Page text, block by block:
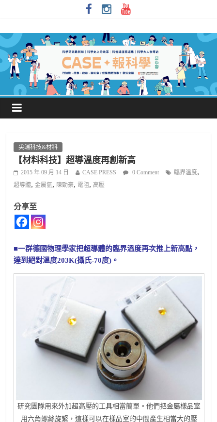
尖端科技&材料
【材料科技】超導溫度再創新高
2015 年 09 月 14 日 CASE PRESS 0 Comment 臨界溫度,
超導體,金屬氫, 陳勁豪, 電阻 ,高壓
分享至
■一群德國物理學家把超導體的臨界溫度再次推上新高點，
達到絕對溫度203K(攝氏-70度)。
研究團隊用來外加超高壓的工具相當簡單。他們把金屬樣品室
用六角螺絲旋緊，這樣可以在樣品室的中間產生相當大的壓